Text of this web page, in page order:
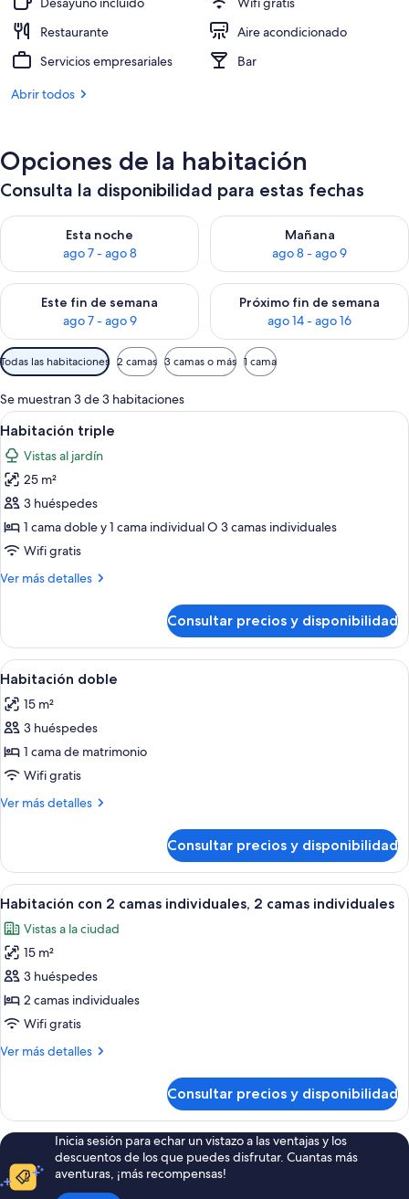
Terraza o patio
Restaurante
Aire acondicionado
Servicios empresariales
Bar
Abrir todos
Opciones de la habitación
Consulta la disponibilidad para estas fechas
Esta noche
ago 7 - ago 8
Consulta la disponibilidad para esta noche, ago 7 - ago 8
Mañana
ago 8 - ago 9
Consulta la disponibilidad
Este fin de semana
ago 7 - ago 9
Consulta la disponibilidad para este fin de semana, ago 7 -
Próximo fin de semana
ago 14 - ago 16
Consulta la disponibilidad
Filtros
disponibles
para
las
habitaciones
Todas las habitaciones 2 camas 3 camas o más 1 cama
Se muestran 3 de 3 habitaciones
Abrir
todas
las
fotos
de
Habitación
triple
Habitación de hotel con dos camas
3
Habitación triple
Vistas al jardín
25 m²
3 huéspedes
1 cama doble y 1 cama individual O 3 camas individuales
Wifi gratis
Ver más detalles
Más
triple
Consultar precios y disponibilidad
Abrir
todas
las
fotos
de
Habitación
doble
Un dormitorio con cama, cabecera
3
Habitación doble
15 m²
3 huéspedes
1 cama de matrimonio
Wifi gratis
Ver más detalles
Más
doble
Consultar precios y disponibilidad
Abrir
todas
las
fotos
de
Habitación
con
camas
camas
individuales
Un dormitorio con una cama doble,
4
Habitación con 2 camas individuales, 2 camas individuales
Vistas a la ciudad
15 m²
3 huéspedes
2 camas individuales
Wifi gratis
Ver más detalles
Más
con
2
camas
individuales,
2
Consultar precios y disponibilidad
Inicia sesión para echar un vistazo a las ventajas y los
descuentos de los que puedes disfrutar. Cuantas más
aventuras, ¡más recompensas!